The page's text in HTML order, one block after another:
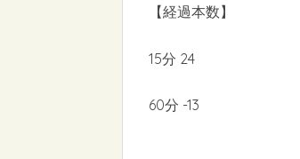
【経過本数】
15分 24
60分 -13